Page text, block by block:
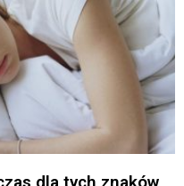
dla tych znaków